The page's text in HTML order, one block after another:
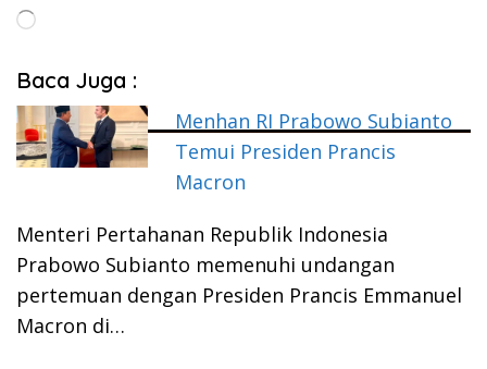
Memuat...
Baca Juga :
Menhan RI Prabowo Subianto
Temui Presiden Prancis
Macron
Menteri Pertahanan Republik Indonesia
Prabowo Subianto memenuhi undangan
pertemuan dengan Presiden Prancis Emmanuel
Macron di…